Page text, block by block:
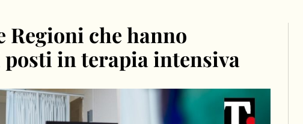
Regioni che hanno
in terapia intensiva